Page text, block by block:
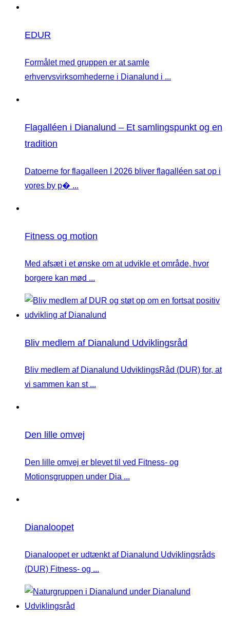
EDUR
Formålet med gruppen er at samle
erhvervsvirksomhederne i Dianalund i ...
Flagalléen i Dianalund – Et samlingspunkt og en
tradition
Datoerne for flagalleen I 2026 bliver flagalléen sat op i
vores by p� ...
Fitness og motion
Med afsæt i et ønske om at udvikle et område, hvor
borgere kan mød ...
Bliv medlem af Dianalund Udviklingsråd
Bliv medlem af Dianalund UdviklingsRåd (DUR) for, at
vi sammen kan st ...
Den lille omvej
Den lille omvej er blevet til ved Fitness- og
Motionsgruppen under Dia ...
Dianaloopet
Dianaloopet er udtænkt af Dianalund Udviklingsråds
(DUR) Fitness- og ...